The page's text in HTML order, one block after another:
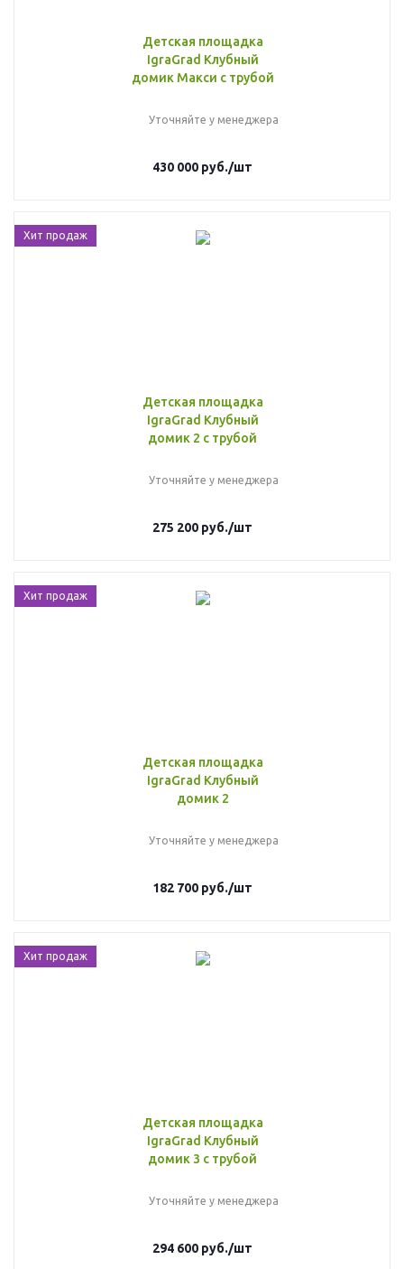
Детская площадка
IgraGrad Клубный
домик Макси с трубой
Уточняйте у менеджера
430 000 руб./шт
Хит продаж
Детская площадка
IgraGrad Клубный
домик 2 с трубой
Уточняйте у менеджера
275 200 руб./шт
Хит продаж
Детская площадка
IgraGrad Клубный
домик 2
Уточняйте у менеджера
182 700 руб./шт
Хит продаж
Детская площадка
IgraGrad Клубный
домик 3 с трубой
Уточняйте у менеджера
294 600 руб./шт